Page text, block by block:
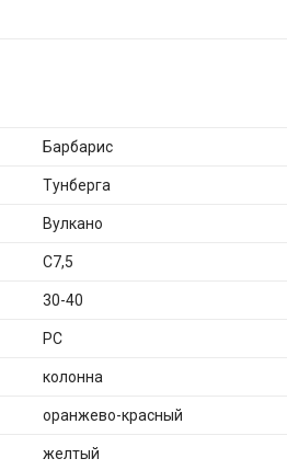
Барбарис
Тунберга
Вулкано
C7,5
30-40
PC
колонна
оранжево-красный
желтый